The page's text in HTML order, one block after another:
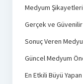
Medyum
Gerçek ve
Sonuç Veren
Güncel Medyum
En Etkili Büyü